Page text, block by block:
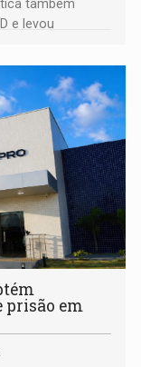
também
e levou
prisão em